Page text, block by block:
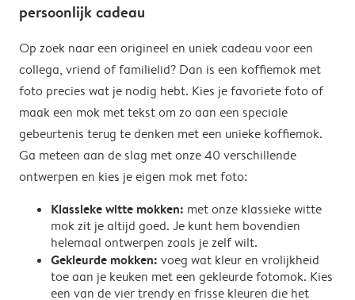
persoonlijk cadeau
Op zoek naar een origineel en uniek cadeau voor een
collega, vriend of familielid? Dan is een koffiemok met
foto precies wat je nodig hebt. Kies je favoriete foto of
maak een mok met tekst om zo aan een speciale
gebeurtenis terug te denken met een unieke koffiemok.
Ga meteen aan de slag met onze 40 verschillende
ontwerpen en kies je eigen mok met foto:
Klassieke witte mokken: met onze klassieke witte
mok zit je altijd goed. Je kunt hem bovendien
helemaal ontwerpen zoals je zelf wilt.
Gekleurde mokken: voeg wat kleur en vrolijkheid
toe aan je keuken met een gekleurde fotomok. Kies
een van de vier trendy en frisse kleuren die het